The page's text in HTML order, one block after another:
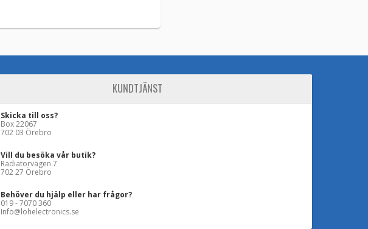
KUNDTJÄNST
Skicka till oss?
Box 22067
702 03 Örebro
Vill du besöka vår butik?
Radiatorvägen 7
702 27 Örebro
Behöver du hjälp eller har frågor?
019 - 7070 360
Info@lohelectronics.se